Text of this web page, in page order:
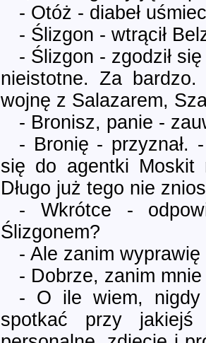
- Otóż - diabeł
- Ślizgon - wtrącił
- Ślizgon - zgodził
nieistotne. Za
wojnę z Salazarem,
- Bronisz, panie -
- Bronię - przyznał.
się do agentki Moskit
Długo już tego nie
- Wkrótce -
Ślizgonem?
- Ale zanim
- Dobrze, zanim
- O ile wiem, nigdy
spotkać przy